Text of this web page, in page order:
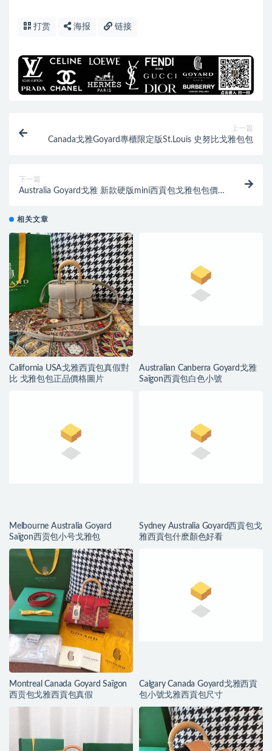
打赏 海报 链接
上一篇
Canada戈雅Goyard專櫃限定版St.Louis 史努比戈雅包包
下一篇
Australia Goyard戈雅 新款硬版mini西貢包戈雅包包價
相关文章
California USA戈雅西貢包真假對
比 戈雅包包正品價格圖片
Australian Canberra Goyard戈雅
Saïgon西貢包白色小號
Melbourne Australia Goyard
Saïgon西贡包小号戈雅包
Sydney Australia Goyard西貢包戈
雅西貢包什麽顏色好看
Montreal Canada Goyard Saïgon
西贡包戈雅西貢包真假
Calgary Canada Goyard戈雅西貢
包小號戈雅西貢包尺寸